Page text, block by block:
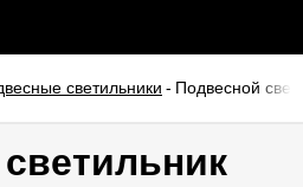
светильники - Подвесной